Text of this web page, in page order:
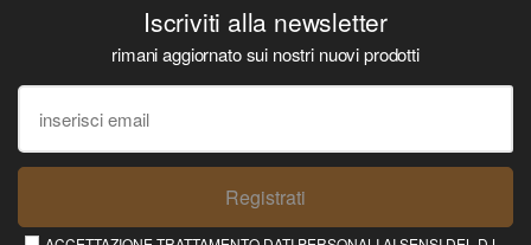
Iscriviti alla newsletter
rimani aggiornato sui nostri nuovi prodotti
Registrati